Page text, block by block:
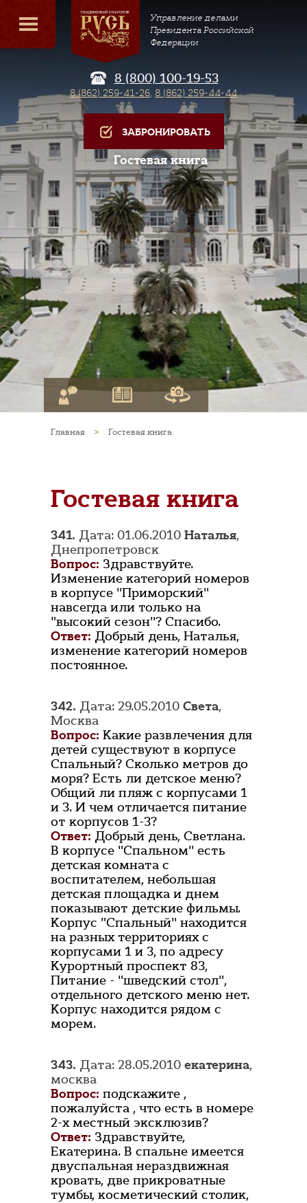
Управление делами
Президента Российской
Федерации
8 (800) 100-19-53
8 (862) 259-41-26, 8 (862) 259-44-44
ЗАБРОНИРОВАТЬ
Гостевая книга
Главная > Гостевая книга
Гостевая книга
341. Дата: 01.06.2010 Наталья,
Днепропетровск
Вопрос: Здравствуйте.
Изменение категорий номеров
в корпусе "Приморский"
навсегда или только на
"высокий сезон"? Спасибо.
Ответ: Добрый день, Наталья,
изменение категорий номеров
постоянное.
342. Дата: 29.05.2010 Света,
Москва
Вопрос: Какие развлечения для
детей существуют в корпусе
Спальный? Сколько метров до
моря? Есть ли детское меню?
Общий ли пляж с корпусами 1
и 3. И чем отличается питание
от корпусов 1-3?
Ответ: Добрый день, Светлана.
В корпусе "Спальном" есть
детская комната с
воспитателем, небольшая
детская площадка и днем
показывают детские фильмы.
Корпус "Спальный" находится
на разных территориях с
корпусами 1 и 3, по адресу
Курортный проспект 83,
Питание - "шведский стол",
отдельного детского меню нет.
Корпус находится рядом с
морем.
343. Дата: 28.05.2010 екатерина,
москва
Вопрос: подскажите ,
пожалуйста , что есть в номере
2-х местный эксклюзив?
Ответ: Здравствуйте,
Екатерина. В спальне имеется
двуспальная нераздвижная
кровать, две прикроватные
тумбы, косметический столик,